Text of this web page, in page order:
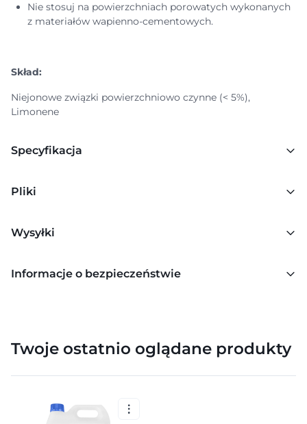
Nie stosuj na powierzchniach porowatych wykonanych
z materiałów wapienno-cementowych.
Skład:
Niejonowe związki powierzchniowo czynne (< 5%),
Limonene
Specyfikacja
Pliki
Wysyłki
Informacje o bezpieczeństwie
Twoje ostatnio oglądane produkty